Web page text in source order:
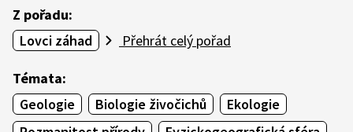
Z pořadu:
Lovci záhad
Přehrát celý pořad
Témata:
Geologie
Biologie živočichů
Ekologie